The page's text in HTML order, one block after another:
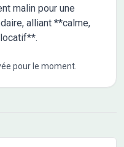
malin pour une
alliant **calme,
pour le moment.